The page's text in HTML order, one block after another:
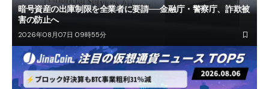
暗号資産の出庫制限を全業者に要請──金融庁・警察庁、詐欺被
害の防止へ
2026年08月07日 09時55分